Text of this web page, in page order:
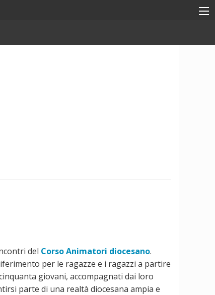
del Corso Animatori diocesano.
per le ragazze e i ragazzi a partire
giovani, accompagnati dai loro
parte di una realtà diocesana ampia e